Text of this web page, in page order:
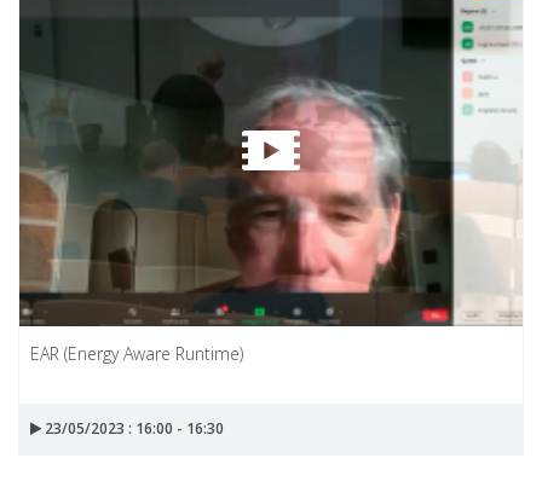
EAR (Energy Aware Runtime)
23/05/2023 : 16:00 - 16:30